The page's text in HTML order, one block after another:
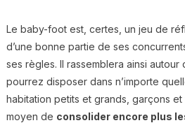
Le baby-foot est, certes, un jeu de
d’une bonne partie de ses
ses règles. Il rassemblera ainsi
pourrez disposer dans n’importe
habitation petits et grands, garçons et
moyen de consolider encore plus